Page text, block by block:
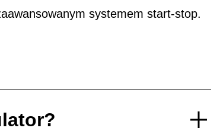
systemem start-stop.